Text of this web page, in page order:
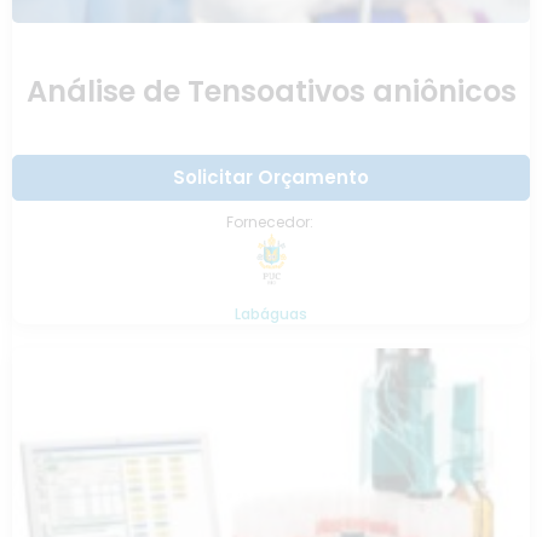
Análise de Tensoativos aniônicos
Solicitar Orçamento
Fornecedor:
Labáguas